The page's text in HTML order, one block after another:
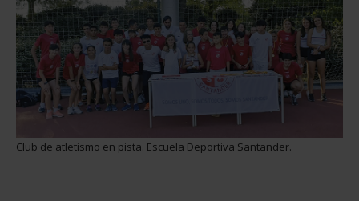
Club de atletismo en pista. Escuela Deportiva Santander.